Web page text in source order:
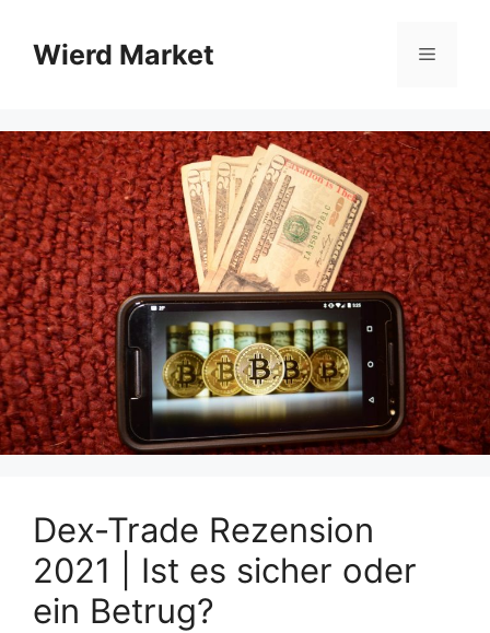
Inhalt
springen
Wierd Market Menü
Dex-Trade Rezension
2021 | Ist es sicher oder
ein Betrug?